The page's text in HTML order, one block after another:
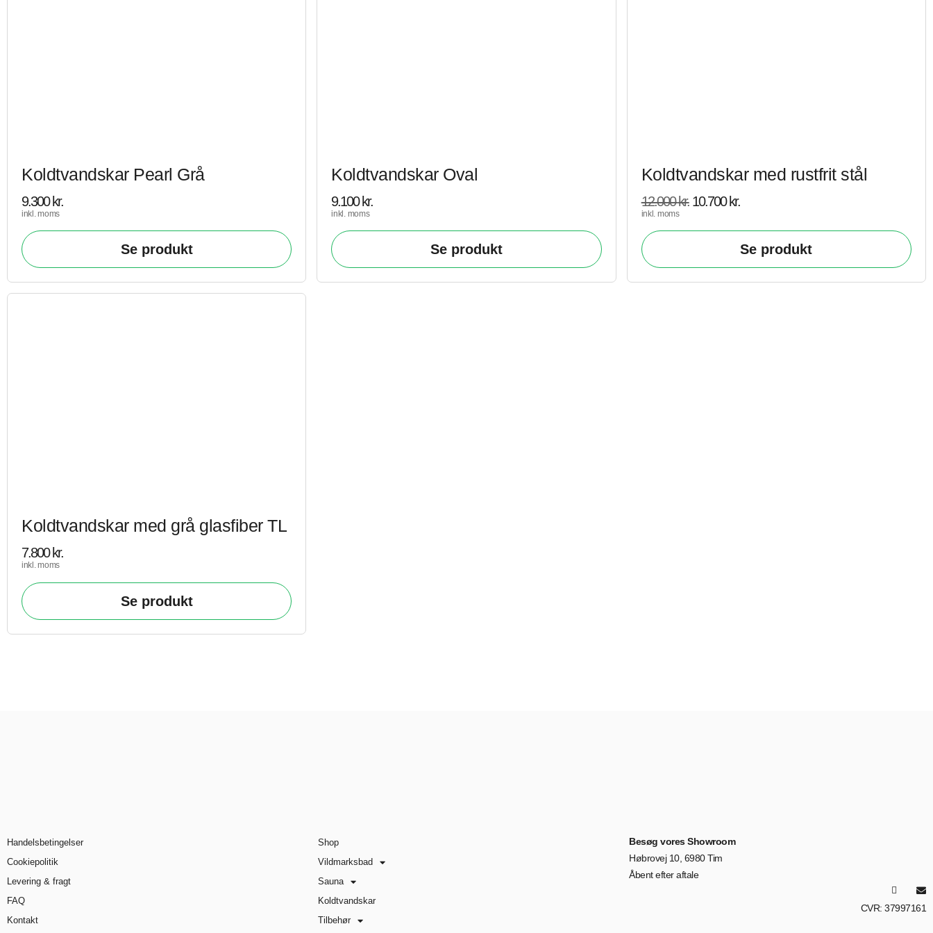
Koldtvandskar Pearl Grå
9.300 kr.
inkl. moms
Se produkt
Koldtvandskar Oval
9.100 kr.
inkl. moms
Se produkt
Koldtvandskar med rustfrit stål
12.000kr. 10.700 kr.
inkl. moms
Se produkt
Koldtvandskar med grå glasfiber TL
7.800 kr.
inkl. moms
Se produkt
Handelsbetingelser
Cookiepolitik
Levering & fragt
FAQ
Kontakt
Shop
Vildmarksbad
Sauna
Koldtvandskar
Tilbehør
Besøg vores Showroom
Høbrovej 10, 6980 Tim
Åbent efter aftale
CVR: 37997161